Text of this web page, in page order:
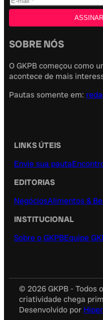
SOBRE NÓS
O GKPB começou como
acontece de mais
Pautas somente em:
LINKS ÚTEIS
Envie sua pauta
EDITORIAS
NegóciosAlimentos &
INSTITUCIONAL
Sobre o GKPBEquipe
© 2026 GKPB - Todos
criatividade chega
Desenvolvido por